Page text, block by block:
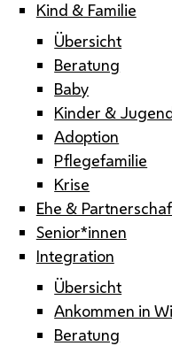
Kind & Familie
Übersicht
Beratung
Baby
Kinder &
Adoption
Pflegefamilie
Krise
Ehe &
Senior*innen
Integration
Übersicht
Ankommen in
Beratung